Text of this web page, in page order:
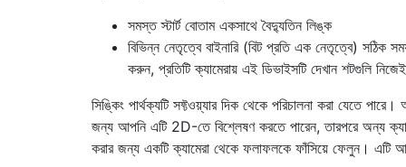
সমস্ত স্টার্ট বোতাম একসাথে বৈদ্যুতিন লিঙ্ক
বিভিন্ন নেতৃত্বে বাইনারি (বিট প্রতি এক নেতৃত্বে) সঠিক
করুন, প্রতিটি ক্যামেরায় এই ডিভাইসটি দেখান শটগুলি
সিঙ্কিং পার্থক্যটি সফ্টওয়্যার দিক থেকে পরিচালনা করা যেতে
জন্য আপনি এটি 2D-তে বিশ্লেষণ করতে পারেন, তারপরে অন্য
করার জন্য একটি ক্যামেরা থেকে ফলাফলকে ফাঁসিয়ে ফেলুন। এটি